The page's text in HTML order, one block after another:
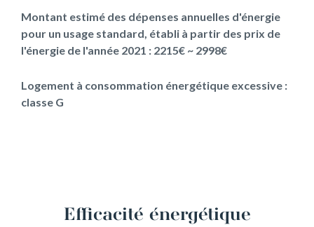
Montant estimé des dépenses annuelles d'énergie
pour un usage standard, établi à partir des prix de
l'énergie de l'année 2021 : 2215€ ~ 2998€
Logement à consommation énergétique excessive :
classe G
Efficacité énergétique